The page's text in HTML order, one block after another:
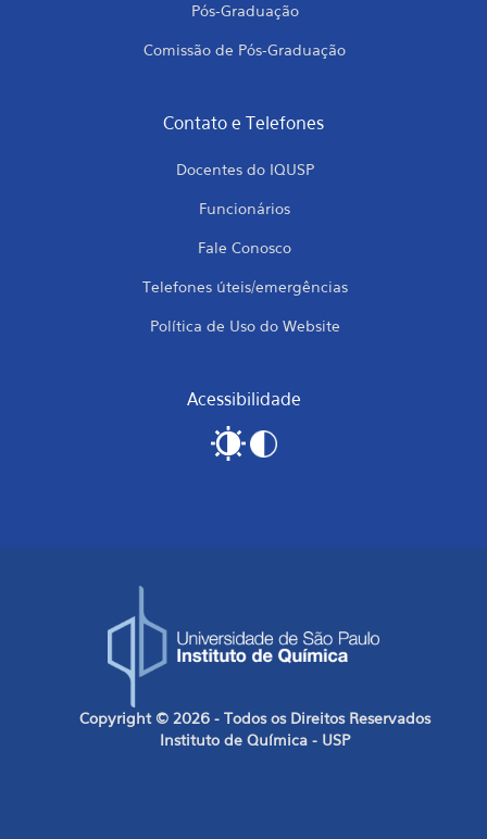
Pós-Graduação
Comissão de Pós-Graduação
Contato e Telefones
Docentes do IQUSP
Funcionários
Fale Conosco
Telefones úteis/emergências
Política de Uso do Website
Acessibilidade
Copyright © 2026 - Todos os Direitos Reservados
Instituto de Química - USP